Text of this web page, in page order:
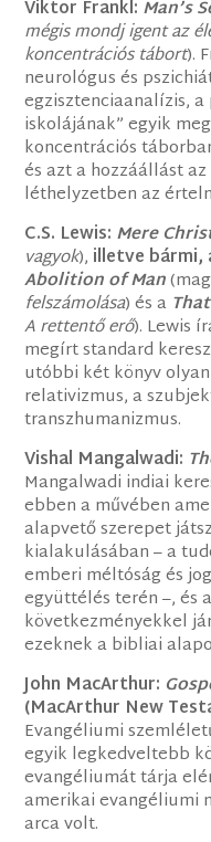
Viktor Frankl: Man’s
mégis mondj igent az
koncentrációs tábort).
neurológus és
egzisztenciaanalízis,
iskolájának” egyik
koncentrációs
és azt a hozzáállást
léthelyzetben az
C.S. Lewis: Mere
vagyok), illetve
Abolition of Man
felszámolása) és a
A rettentő erő). Lewis
megírt standard
utóbbi két könyv
relativizmus, a
transzhumanizmus.
Vishal Mangalwadi:
Mangalwadi indiai
ebben a művében
alapvető szerepet
kialakulásában – a
emberi méltóság és
együttélés terén –, és
következményekkel
ezeknek a bibliai
John MacArthur:
(MacArthur New
Evangéliumi
egyik legkedveltebb
evangéliumát tárja
amerikai evangéliumi
arca volt.